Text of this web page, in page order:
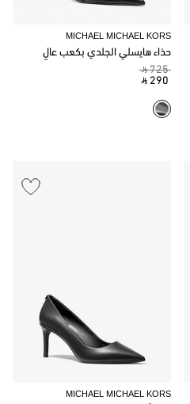
MICHAEL MICHAEL KORS
حذاء هايسلي الجلدي بكعب عالٍ
‎ ⃁ 725 ‎
‎ ⃁ 290 ‎
MICHAEL MICHAEL KORS